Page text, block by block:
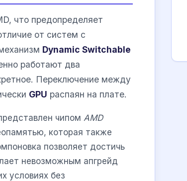
что предопределяет
от систем с
Dynamic Switchable
работают два
Переключение между
GPU распаян на плате.
чипом AMD
которая также
позволяет достичь
невозможным апгрейд
условиях без